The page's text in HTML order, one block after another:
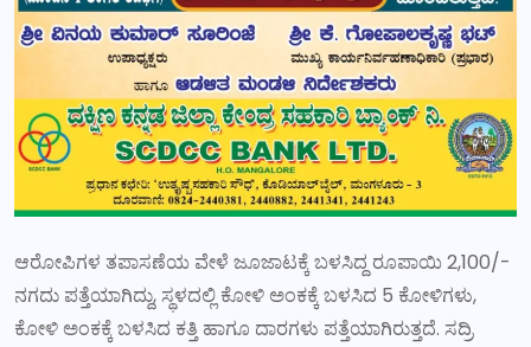
ಆರೋಪಿಗಳ ತಪಾಸಣೆಯ ವೇಳೆ ಜೂಜಾಟಕ್ಕೆ ಬಳಸಿದ್ದ ರೂಪಾಯಿ 2,100/-
ನಗದು ಪತ್ತೆಯಾಗಿದ್ದು, ಸ್ಥಳದಲ್ಲಿ ಕೋಳಿ ಅಂಕಕ್ಕೆ ಬಳಸಿದ 5 ಕೋಳಿಗಳು,
ಕೋಳಿ ಅಂಕಕ್ಕೆ ಬಳಸಿದ ಕತ್ತಿ ಹಾಗೂ ದಾರಗಳು ಪತ್ತೆಯಾಗಿರುತ್ತದೆ. ಸದ್ರಿ